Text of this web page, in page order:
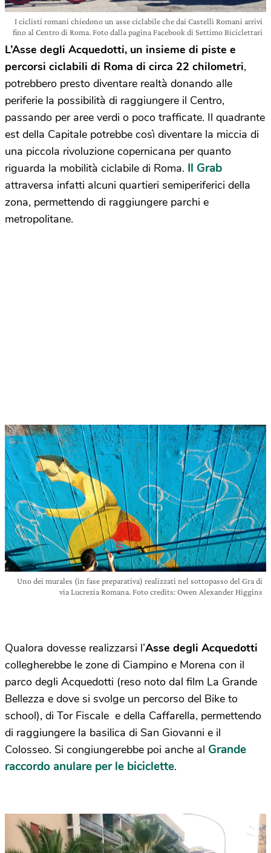
I ciclisti romani chiedono un asse ciclabile che dai Castelli Romani arrivi
fino al Centro di Roma. Foto dalla pagina Facebook di Settimo Biciclettari
L’Asse degli Acquedotti, un insieme di piste e
percorsi ciclabili di Roma di circa 22 chilometri,
potrebbero presto diventare realtà donando alle
periferie la possibilità di raggiungere il Centro,
passando per aree verdi o poco trafficate. Il quadrante
est della Capitale potrebbe così diventare la miccia di
una piccola rivoluzione copernicana per quanto
riguarda la mobilità ciclabile di Roma. Il Grab
attraversa infatti alcuni quartieri semiperiferici della
zona, permettendo di raggiungere parchi e
metropolitane.
Uno dei murales (in fase preparativa) realizzati nel sottopasso del Gra di
via Lucrezia Romana. Foto credits: Owen Alexander Higgins
Qualora dovesse realizzarsi l’Asse degli Acquedotti
collegherebbe le zone di Ciampino e Morena con il
parco degli Acquedotti (reso noto dal film La Grande
Bellezza e dove si svolge un percorso del Bike to
school), di Tor Fiscale e della Caffarella, permettendo
di raggiungere la basilica di San Giovanni e il
Colosseo. Si congiungerebbe poi anche al Grande
raccordo anulare per le biciclette.